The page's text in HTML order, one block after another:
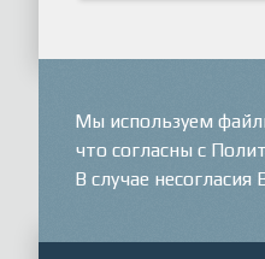
Мы используем
что согласны с
В случае